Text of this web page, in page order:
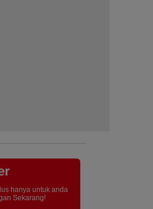
hanya untuk anda
Sekarang!